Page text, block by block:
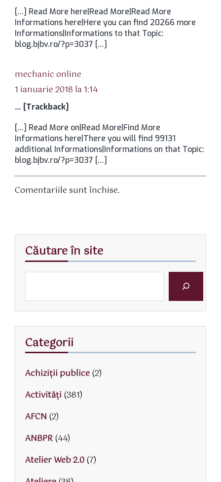
[…] Read More here|Read More|Read More
Informations here|Here you can find 20266 more
Informations|Informations to that Topic:
blog.bjbv.ro/?p=3037 […]
mechanic online
1 ianuarie 2018 la 1:14
… [Trackback]
[…] Read More on|Read More|Find More
Informations here|There you will find 99131
additional Informations|Informations on that Topic:
blog.bjbv.ro/?p=3037 […]
Comentariile sunt închise.
Căutare în site
Categorii
Achiziții publice(2)
Activităţi (381)
AFCN (2)
ANBPR(44)
Atelier Web 2.0(7)